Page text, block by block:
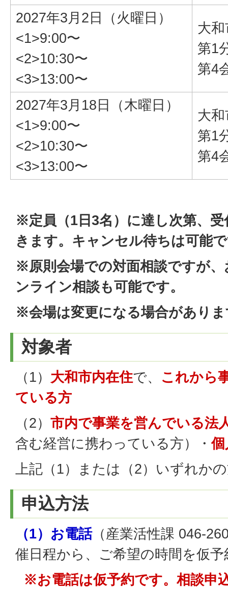
2027年3月2日（火曜日）
<1>9:00〜
<2>10:30〜
<3>13:00〜
大
第1
第4
2027年3月18日（木曜日）
<1>9:00〜
<2>10:30〜
<3>13:00〜
大
第1
第4
※定員（1日3名） に達し次第、
きます。キャンセル待ちは可能
※原則会場での対面相談ですが
ンライン相談も可能です。
※会場は変更になる場合があり
対象者
（1） 大和市内在住で、 これから
ている方
（2） 市内で事業を営んでいる法
含む経営に携わっている方）・個
上記（1）または（2）いずれか
申込方法
（1）お電話（産業活性課 046-
催日程から、ご希望の時間を仮
※お電話は仮予約です。相談申